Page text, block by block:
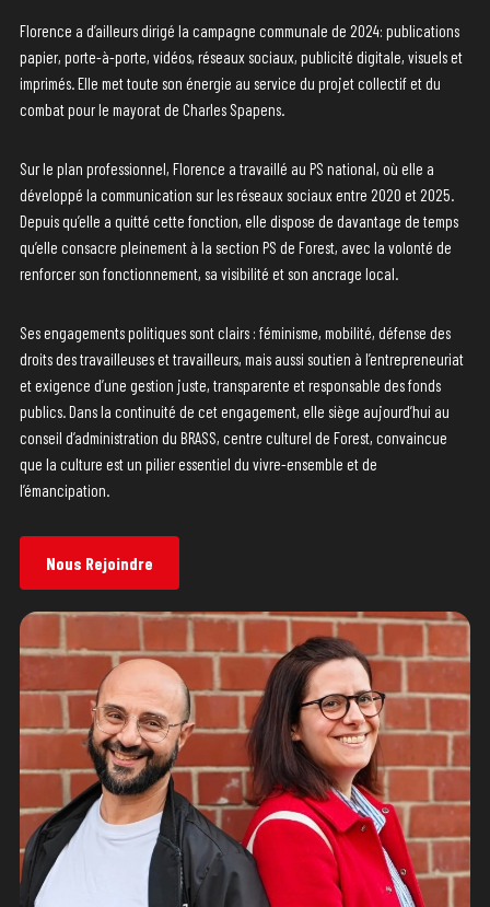
Florence a d’ailleurs dirigé la campagne communale de 2024: publications
papier, porte-à-porte, vidéos, réseaux sociaux, publicité digitale, visuels et
imprimés. Elle met toute son énergie au service du projet collectif et du
combat pour le mayorat de Charles Spapens.
Sur le plan professionnel, Florence a travaillé au PS national, où elle a
développé la communication sur les réseaux sociaux entre 2020 et 2025.
Depuis qu’elle a quitté cette fonction, elle dispose de davantage de temps
qu’elle consacre pleinement à la section PS de Forest, avec la volonté de
renforcer son fonctionnement, sa visibilité et son ancrage local.
Ses engagements politiques sont clairs : féminisme, mobilité, défense des
droits des travailleuses et travailleurs, mais aussi soutien à l’entrepreneuriat
et exigence d’une gestion juste, transparente et responsable des fonds
publics. Dans la continuité de cet engagement, elle siège aujourd’hui au
conseil d’administration du BRASS, centre culturel de Forest, convaincue
que la culture est un pilier essentiel du vivre-ensemble et de
l’émancipation.
Nous Rejoindre